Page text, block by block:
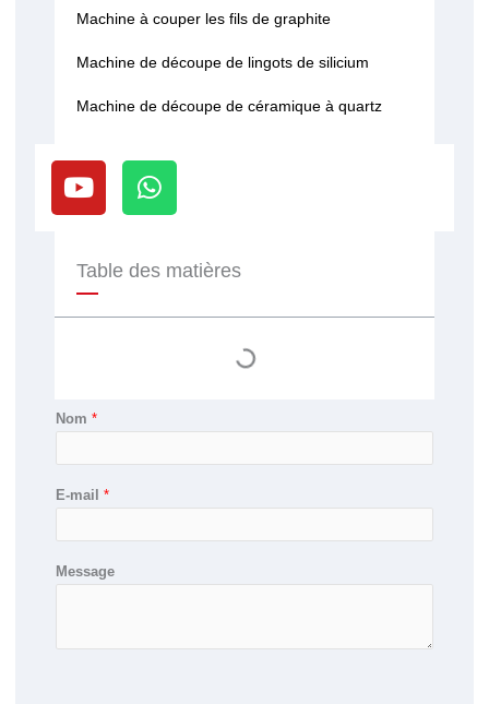
Machine à couper les fils de graphite
Machine de découpe de lingots de silicium
Machine de découpe de céramique à quartz
Y
o
u
u
b
e
W
h
a
s
p
Table des matières
Nom *
E-mail *
Message